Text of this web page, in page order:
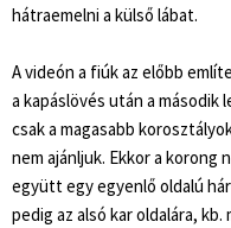
hátraemelni a külső lábat.
A videón a fiúk az előbb
a kapáslövés után a
csak a magasabb
nem ajánljuk. Ekkor a korong
együtt egy egyenlő oldalú
pedig az alsó kar oldalára,